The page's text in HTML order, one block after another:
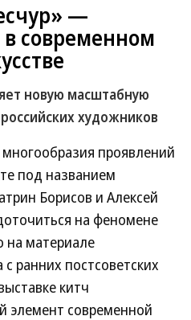
—
современном
новую масштабную
художников
проявлений
под названием
Борисов и Алексей
на феномене
на материале
ранних постсоветских
китч
элемент современной